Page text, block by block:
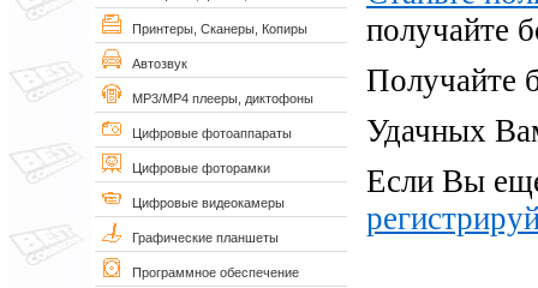
Принтеры, Сканеры, Копиры
Автозвук
MP3/MP4 плееры, диктофоны
Цифровые фотоаппараты
Цифровые фоторамки
Цифровые видеокамеры
Графические планшеты
Программное обеспечение
получайте
Получайте
Удачных
Если Вы